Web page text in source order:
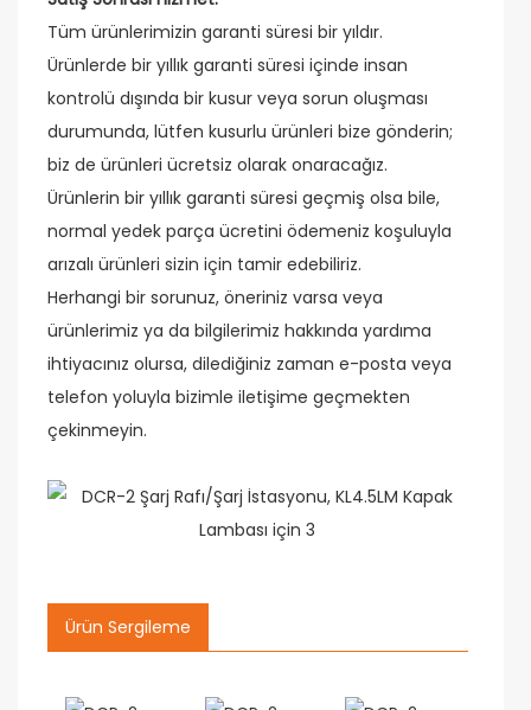
Tüm ürünlerimizin garanti süresi bir yıldır.
Ürünlerde bir yıllık garanti süresi içinde insan
kontrolü dışında bir kusur veya sorun oluşması
durumunda, lütfen kusurlu ürünleri bize gönderin;
biz de ürünleri ücretsiz olarak onaracağız.
Ürünlerin bir yıllık garanti süresi geçmiş olsa bile,
normal yedek parça ücretini ödemeniz koşuluyla
arızalı ürünleri sizin için tamir edebiliriz.
Herhangi bir sorunuz, öneriniz varsa veya
ürünlerimiz ya da bilgilerimiz hakkında yardıma
ihtiyacınız olursa, dilediğiniz zaman e-posta veya
telefon yoluyla bizimle iletişime geçmekten
çekinmeyin.
Ürün Sergileme